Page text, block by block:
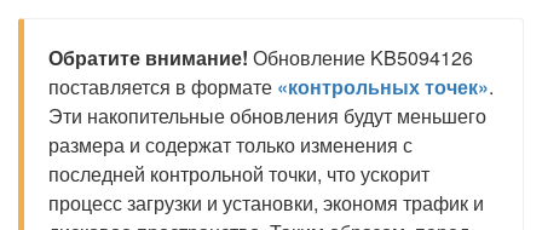
Обратите внимание! Обновление KB5094126
поставляется в формате «контрольных точек».
Эти накопительные обновления будут меньшего
размера и содержат только изменения с
последней контрольной точки, что ускорит
процесс загрузки и установки, экономя трафик и